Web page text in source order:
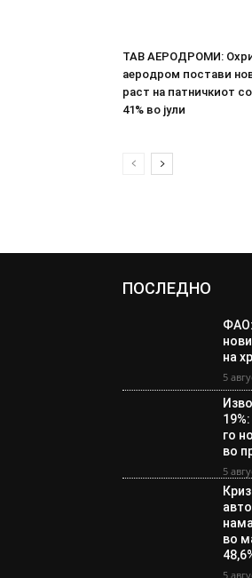
ТАВ АЕРОДРОМИ:
аеродром постави
раст на патничкиот
41% во јули
ПОСЛЕДНО
ФАО:
на
5
го
во
5
во
5